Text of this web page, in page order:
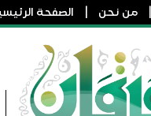
من نحن الصفحة